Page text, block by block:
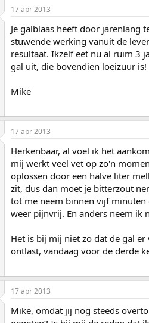
17 apr 2013
Je galblaas heeft door jarenlang
stuwende werking vanuit de
resultaat. Ikzelf eet nu al ruim 3
gal uit, die bovendien loeizuur is!
Mike
17 apr 2013
Herkenbaar, al voel ik het
mij werkt veel vet op zo'n
oplossen door een halve liter
zit, dus dan moet je bitterzout
tot me neem binnen vijf minuten
weer pijnvrij. En anders neem ik
Het is bij mij niet zo dat de gal
ontlast, vandaag voor de derde
17 apr 2013
Mike, omdat jij nog steeds